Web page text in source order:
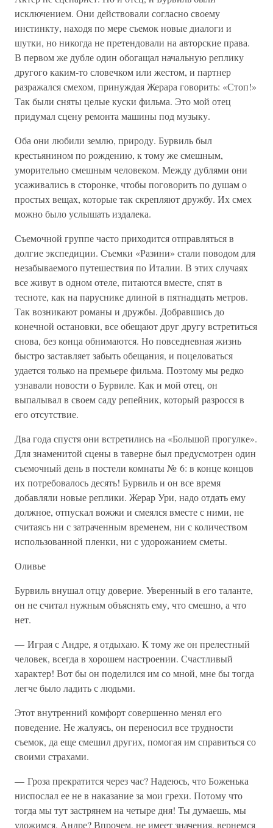
исключением. Они действовали согласно своему
инстинкту, находя по мере съемок новые диалоги и
шутки, но никогда не претендовали на авторские права.
В первом же дубле один обогащал начальную реплику
другого каким-то словечком или жестом, и партнер
разражался смехом, принуждая Жерара говорить: «Стоп!»
Так были сняты целые куски фильма. Это мой отец
придумал сцену ремонта машины под музыку.
Оба они любили землю, природу. Бурвиль был
крестьянином по рождению, к тому же смешным,
уморительно смешным человеком. Между дублями они
усаживались в сторонке, чтобы поговорить по душам о
простых вещах, которые так скрепляют дружбу. Их смех
можно было услышать издалека.
Съемочной группе часто приходится отправляться в
долгие экспедиции. Съемки «Разини» стали поводом для
незабываемого путешествия по Италии. В этих случаях
все живут в одном отеле, питаются вместе, спят в
тесноте, как на паруснике длиной в пятнадцать метров.
Так возникают романы и дружбы. Добравшись до
конечной остановки, все обещают друг другу встретиться
снова, без конца обнимаются. Но повседневная жизнь
быстро заставляет забыть обещания, и поцеловаться
удается только на премьере фильма. Поэтому мы редко
узнавали новости о Бурвиле. Как и мой отец, он
выпалывал в своем саду репейник, который разросся в
его отсутствие.
Два года спустя они встретились на «Большой прогулке».
Для знаменитой сцены в таверне был предусмотрен один
съемочный день в постели комнаты № 6: в конце концов
их потребовалось десять! Бурвиль и он все время
добавляли новые реплики. Жерар Ури, надо отдать ему
должное, отпускал вожжи и смеялся вместе с ними, не
считаясь ни с затраченным временем, ни с количеством
использованной пленки, ни с удорожанием сметы.
Оливье
Бурвиль внушал отцу доверие. Уверенный в его таланте,
он не считал нужным объяснять ему, что смешно, а что
нет.
— Играя с Андре, я отдыхаю. К тому же он прелестный
человек, всегда в хорошем настроении. Счастливый
характер! Вот бы он поделился им со мной, мне бы тогда
легче было ладить с людьми.
Этот внутренний комфорт совершенно менял его
поведение. Не жалуясь, он переносил все трудности
съемок, да еще смешил других, помогая им справиться со
своими страхами.
— Гроза прекратится через час? Надеюсь, что Боженька
ниспослал ее не в наказание за мои грехи. Потому что
тогда мы тут застрянем на четыре дня! Ты думаешь, мы
уложимся, Андре? Впрочем, не имеет значения, вернемся